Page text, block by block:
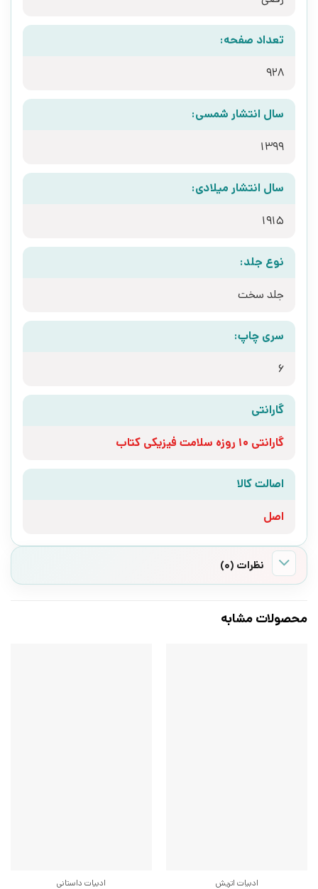
تعداد صفحه:
928
سال انتشار شمسی:
1399
سال انتشار میلادی:
1915
نوع جلد:
جلد سخت
سری چاپ:
6
گارانتی
گارانتی 10 روزه سلامت فیزیکی کتاب
اصالت کالا
اصل
نظرات (0)
محصولات مشابه
ادبیات اتریش ادبیات داستانی